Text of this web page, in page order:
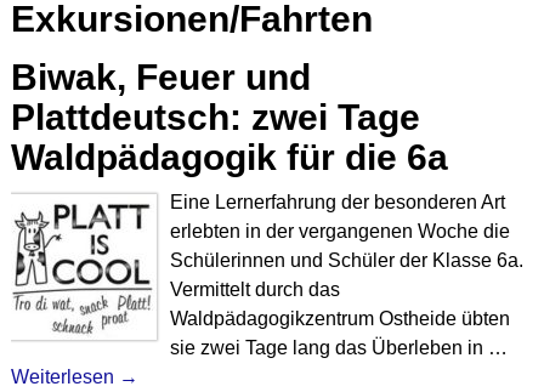
Exkursionen/Fahrten
Biwak, Feuer und
Plattdeutsch: zwei Tage
Waldpädagogik für die 6a
Eine Lernerfahrung der besonderen Art
erlebten in der vergangenen Woche die
Schülerinnen und Schüler der Klasse 6a.
Vermittelt durch das
Waldpädagogikzentrum Ostheide übten
sie zwei Tage lang das Überleben in …
Weiterlesen →